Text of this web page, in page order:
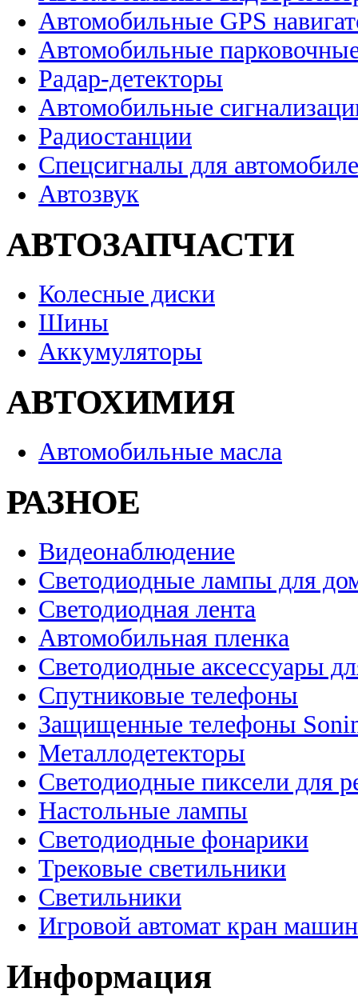
Автомобильные GPS
Автомобильные
Радар-детекторы
Автомобильные
Радиостанции
Спецсигналы для
Автозвук
АВТОЗАПЧАСТИ
Колесные диски
Шины
Аккумуляторы
АВТОХИМИЯ
Автомобильные масла
РАЗНОЕ
Видеонаблюдение
Светодиодные лампы для
Светодиодная лента
Автомобильная пленка
Светодиодные аксессуары
Спутниковые телефоны
Защищенные телефоны
Металлодетекторы
Светодиодные пиксели для
Настольные лампы
Светодиодные фонарики
Трековые светильники
Светильники
Игровой автомат кран
Информация